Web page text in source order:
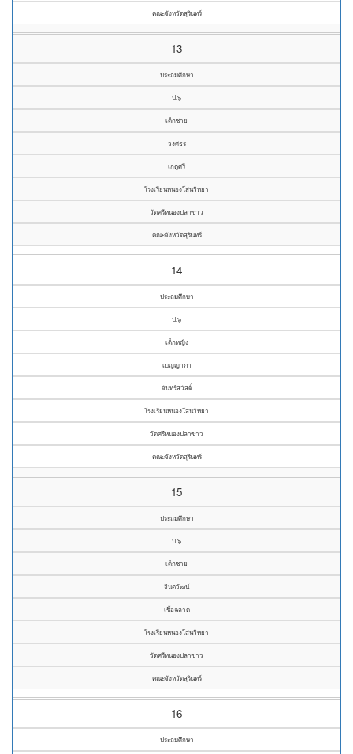
คณะจังหวัดสุรินทร์
13
ประถมศึกษา
ป.๖
เด็กชาย
วงศธร
เกตุศรี
โรงเรียนหนองโสนวิทยา
วัดศรีหนองปลาขาว
คณะจังหวัดสุรินทร์
14
ประถมศึกษา
ป.๖
เด็กหญิง
เบญญาภา
จันทร์สวัสดิ์
โรงเรียนหนองโสนวิทยา
วัดศรีหนองปลาขาว
คณะจังหวัดสุรินทร์
15
ประถมศึกษา
ป.๖
เด็กชาย
จินตวัฒน์
เชื้อฉลาด
โรงเรียนหนองโสนวิทยา
วัดศรีหนองปลาขาว
คณะจังหวัดสุรินทร์
16
ประถมศึกษา